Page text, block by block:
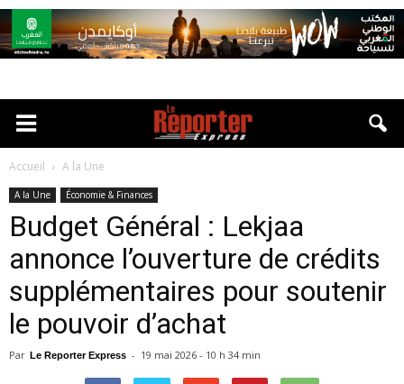
Accueil A la Une
A la Une Économie & Finances
Budget Général : Lekjaa
annonce l’ouverture de crédits
supplémentaires pour soutenir
le pouvoir d’achat
Par Le Reporter Express - 19 mai 2026 - 10 h 34 min